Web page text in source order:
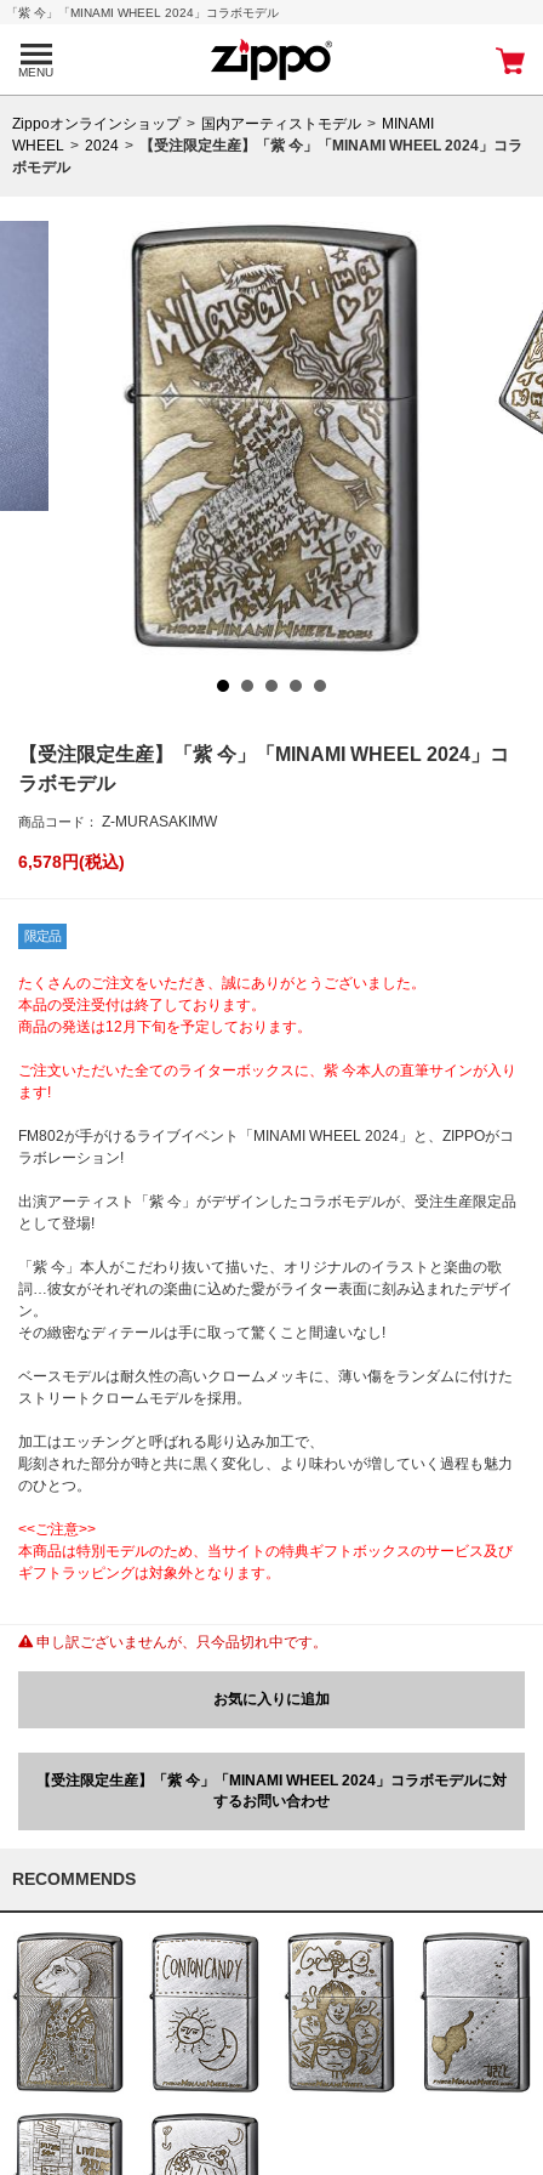
「紫 今」「MINAMI WHEEL 2024」コラボモデル
MENU
Zippoオンラインショップ 国内アーティストモデル
MINAMI
WHEEL
2024
【受注限定生産】「紫 今」「MINAMI WHEEL 2024」コラ
ボモデル
【受注限定生産】「紫 今」「MINAMI WHEEL 2024」コ
ラボモデル
商品コード： Z-MURASAKIMW
6,578円(税込)
限定品
たくさんのご注文をいただき、誠にありがとうございました。
本品の受注受付は終了しております。
商品の発送は12月下旬を予定しております。
ご注文いただいた全てのライターボックスに、紫 今本人の直筆サインが入り
ます!
FM802が手がけるライブイベント「MINAMI WHEEL 2024」と、ZIPPOがコ
ラボレーション!
出演アーティスト「紫 今」がデザインしたコラボモデルが、受注生産限定品
として登場!
「紫 今」本人がこだわり抜いて描いた、オリジナルのイラストと楽曲の歌
詞…彼女がそれぞれの楽曲に込めた愛がライター表面に刻み込まれたデザイ
ン。
その緻密なディテールは手に取って驚くこと間違いなし!
ベースモデルは耐久性の高いクロームメッキに、薄い傷をランダムに付けた
ストリートクロームモデルを採用。
加工はエッチングと呼ばれる彫り込み加工で、
彫刻された部分が時と共に黒く変化し、より味わいが増していく過程も魅力
のひとつ。
<<ご注意>>
本商品は特別モデルのため、当サイトの特典ギフトボックスのサービス及び
ギフトラッピングは対象外となります。
申し訳ございませんが、只今品切れ中です。
お気に入りに追加
【受注限定生産】「紫 今」「MINAMI WHEEL 2024」コラボモデルに対
するお問い合わせ
RECOMMENDS